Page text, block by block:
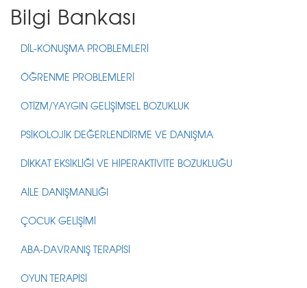
Bilgi Bankası
DİL-KONUŞMA PROBLEMLERİ
ÖĞRENME PROBLEMLERİ
OTİZM/YAYGIN GELİŞİMSEL BOZUKLUK
PSİKOLOJİK DEĞERLENDİRME VE DANIŞMA
DİKKAT EKSİKLİĞİ VE HİPERAKTİVİTE BOZUKLUĞU
AİLE DANIŞMANLIĞI
ÇOCUK GELİŞİMİ
ABA-DAVRANIŞ TERAPİSİ
OYUN TERAPİSİ